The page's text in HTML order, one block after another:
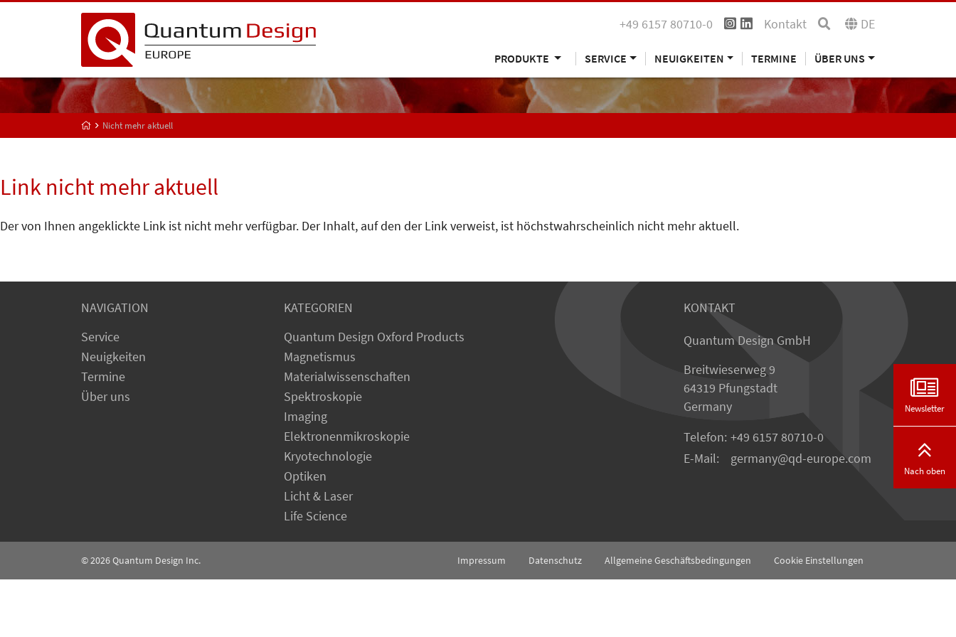
+49 6157 80710-0 Kontakt DE
PRODUKTE SERVICE NEUIGKEITEN TERMINE ÜBER UNS
Nicht mehr aktuell
Link nicht mehr aktuell
Der von Ihnen angeklickte Link ist nicht mehr verfügbar. Der Inhalt, auf den der Link verweist, ist höchstwahrscheinlich nicht mehr aktuell.
NAVIGATION
Service
Neuigkeiten
Termine
Über uns
KATEGORIEN
Quantum Design Oxford Products
Magnetismus
Materialwissenschaften
Spektroskopie
Imaging
Elektronenmikroskopie
Kryotechnologie
Optiken
Licht & Laser
Life Science
KONTAKT
Quantum Design GmbH
Breitwieserweg 9
64319 Pfungstadt
Germany
Telefon: +49 6157 80710-0
E-Mail:
germany qd-europe.com
© 2026Quantum Design Inc. Impressum Datenschutz Allgemeine Geschäftsbedingungen Cookie Einstellungen
Newsletter
Nach oben